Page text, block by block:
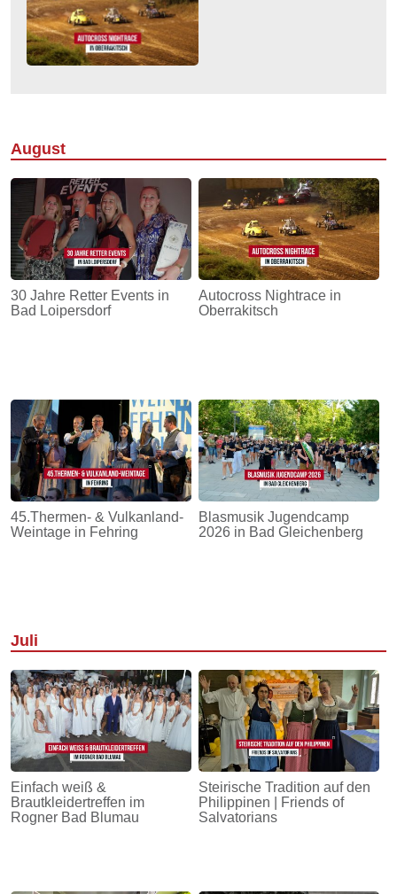
August
30 Jahre Retter Events in
Bad Loipersdorf
Autocross Nightrace in
Oberrakitsch
45.Thermen- & Vulkanland-
Weintage in Fehring
Blasmusik Jugendcamp
2026 in Bad Gleichenberg
Juli
Einfach weiß &
Brautkleidertreffen im
Rogner Bad Blumau
Steirische Tradition auf den
Philippinen | Friends of
Salvatorians